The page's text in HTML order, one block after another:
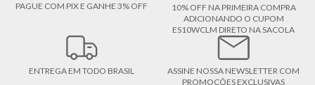
PAGUE COM PIX E GANHE 3% OFF
10% OFF NA PRIMEIRA COMPRA
ADICIONANDO O CUPOM
ES10WCLM DIRETO NA SACOLA
ENTREGA EM TODO BRASIL
ASSINE NOSSA NEWSLETTER COM
PROMOÇÕES EXCLUSIVAS